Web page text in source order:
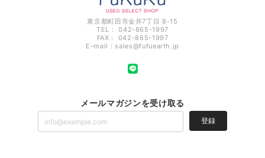
東京都町田市金井7丁目 8-15
TEL： 042-865-1997
FAX： 042-865-1997
E-mail： sales@fufuearth.jp
メールマガジンを受け取る
登録